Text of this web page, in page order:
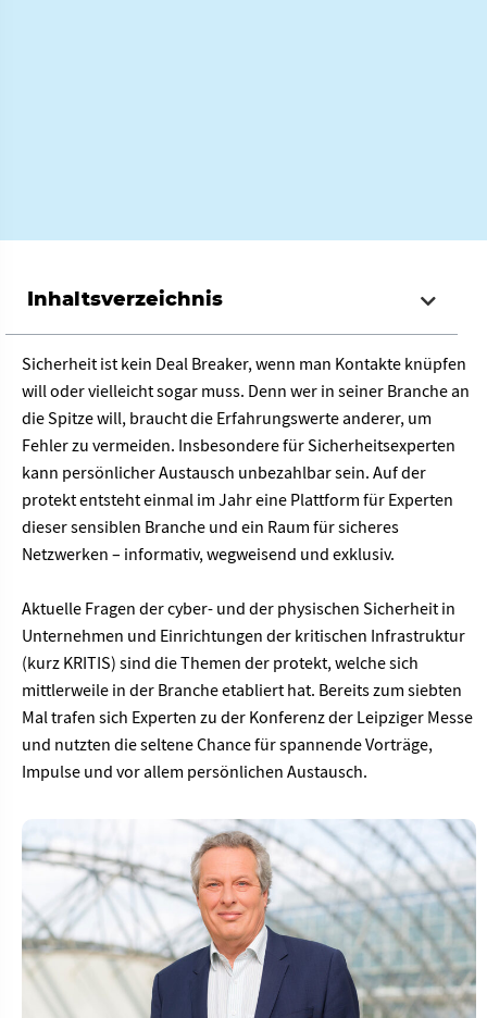
Inhaltsverzeichnis
Sicherheit ist kein Deal Breaker, wenn man Kontakte knüpfen
will oder vielleicht sogar muss. Denn wer in seiner Branche an
die Spitze will, braucht die Erfahrungswerte anderer, um
Fehler zu vermeiden. Insbesondere für Sicherheitsexperten
kann persönlicher Austausch unbezahlbar sein. Auf der
protekt entsteht einmal im Jahr eine Plattform für Experten
dieser sensiblen Branche und ein Raum für sicheres
Netzwerken – informativ, wegweisend und exklusiv.
Aktuelle Fragen der cyber- und der physischen Sicherheit in
Unternehmen und Einrichtungen der kritischen Infrastruktur
(kurz KRITIS) sind die Themen der protekt, welche sich
mittlerweile in der Branche etabliert hat. Bereits zum siebten
Mal trafen sich Experten zu der Konferenz der Leipziger Messe
und nutzten die seltene Chance für spannende Vorträge,
Impulse und vor allem persönlichen Austausch.